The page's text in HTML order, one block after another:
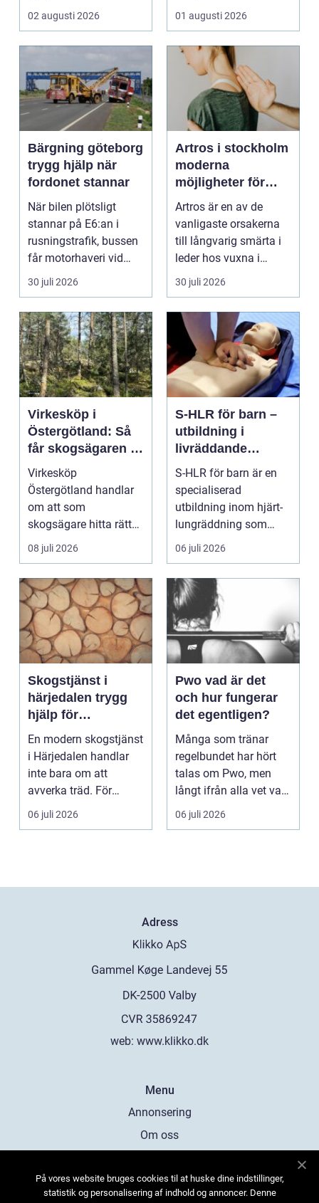
känna sig tryg...
02 augusti 2026
modeplagg i stors...
01 augusti 2026
Bärgning göteborg
trygg hjälp när
fordonet stannar
När bilen plötsligt
stannar på E6:an i
rusningstrafik, bussen
får motorhaveri vid
hållplatsen eller ...
30 juli 2026
Artros i stockholm
moderna
möjligheter för
mindre smärta och
mer rörelse
Artros är en av de
vanligaste orsakerna
till långvarig smärta i
leder hos vuxna i
Sverige. Många i S...
30 juli 2026
Virkesköp i
Östergötland: Så
får skogsägaren ut
mer av sin skog
Virkesköp
Östergötland handlar
om att som
skogsägare hitta rätt
köpare...
08 juli 2026
S-HLR för barn –
utbildning i
livräddande
insatser för
sjukvårdspersonal
S-HLR för barn är en
specialiserad
utbildning inom hjärt-
lungräddning som
riktar...
06 juli 2026
Skogstjänst i
härjedalen trygg
hjälp för
skogsägare året
runt
En modern skogstjänst
i Härjedalen handlar
inte bara om att
avverka träd. För
många skogsägare är
ut...
06 juli 2026
Pwo vad är det
och hur fungerar
det egentligen?
Många som tränar
regelbundet har hört
talas om Pwo, men
långt ifrån alla vet vad
som faktiskt gömmer...
06 juli 2026
Adress
web: www.klikko.dk
Menu
Annonsering
Om oss
Kontakta oss
På vores website bruges cookies til at huske dine indstillinger,
statistik og personalisering af indhold og annoncer. Denne